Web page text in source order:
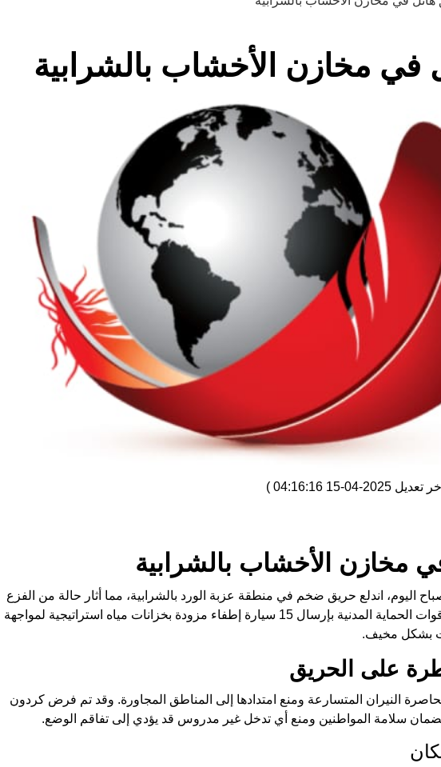
في مخازن الأخشاب بالشرابية
تعديل 2025-04-15 04:16:16
)
مخازن الأخشاب بالشرابية
اليوم، اندلع حريق ضخم في منطقة عزبة الورد بالشرابية، مما أثار حالة من الفزع
بين السكان. حيث قامت قوات الحماية المدنية بإرسال 15 سيارة إطفاء مزودة بخزانات مياه استراتيجية لمواجهة
بشكل مخيف.
على الحريق
النيران المتسارعة ومنع امتدادها إلى المناطق المجاورة. وقد تم فرض كردون
سلامة المواطنين ومنع أي تدخل غير مدروس قد يؤدي إلى تفاقم الوضع.